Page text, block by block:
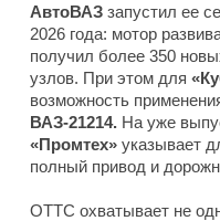
АвтоВАЗ запустил ее
2026 года: мотор
получил более 350
узлов. При этом для
возможность
ВАЗ-21214. На уже
«Промтех» указывает
полный привод и
ОТТС охватывает не